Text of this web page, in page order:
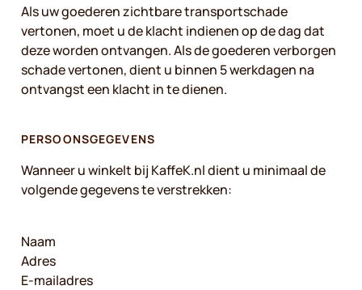
Als uw goederen zichtbare transportschade
vertonen, moet u de klacht indienen op de dag dat
deze worden ontvangen. Als de goederen verborgen
schade vertonen, dient u binnen 5 werkdagen na
ontvangst een klacht in te dienen.
PERSOONSGEGEVENS
Wanneer u winkelt bij KaffeK.nl dient u minimaal de
volgende gegevens te verstrekken:
Naam
Adres
E-mailadres